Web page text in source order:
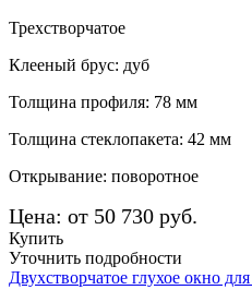
Трехстворчатое
Клееный брус: дуб
Толщина профиля: 78 мм
Толщина стеклопакета: 42 мм
Открывание: поворотное
Цена: от 50 730 руб.
Купить
Уточнить подробности
Двухстворчатое глухое окно